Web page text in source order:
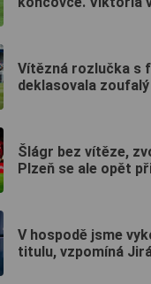
Vítězná rozlučka s
deklasovala
Šlágr bez vítěze,
Plzeň se ale opět
V hospodě jsme
titulu, vzpomíná